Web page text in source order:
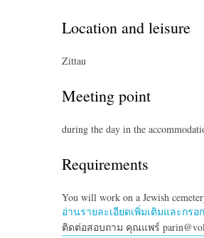
Location and leisure
Zittau
Meeting point
during the day in the
Requirements
You will work on a Jewish
อ่านรายละเอียดเพิ่มเติมและกร
ติดต่อสอบถาม คุณแพร์